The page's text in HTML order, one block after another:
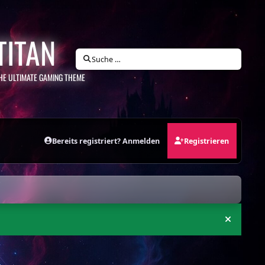
ULTIMATE GAMING THEME
Suche …
Bereits registriert? Anmelden Registrieren